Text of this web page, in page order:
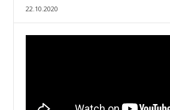
22.10.2020